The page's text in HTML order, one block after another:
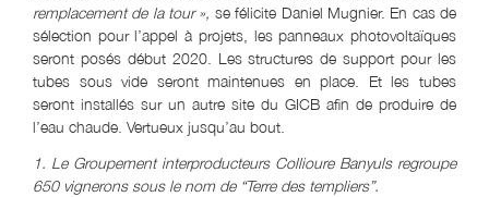
remplacement de la tour », se félicite Daniel Mugnier. En cas de
sélection pour l’appel à projets, les panneaux photovoltaïques
seront posés début 2020. Les structures de support pour les
tubes sous vide seront maintenues en place. Et les tubes
seront installés sur un autre site du GICB afin de produire de
l’eau chaude. Vertueux jusqu’au bout.
1. Le Groupement interproducteurs Collioure Banyuls regroupe
650 vignerons sous le nom de “Terre des templiers”.